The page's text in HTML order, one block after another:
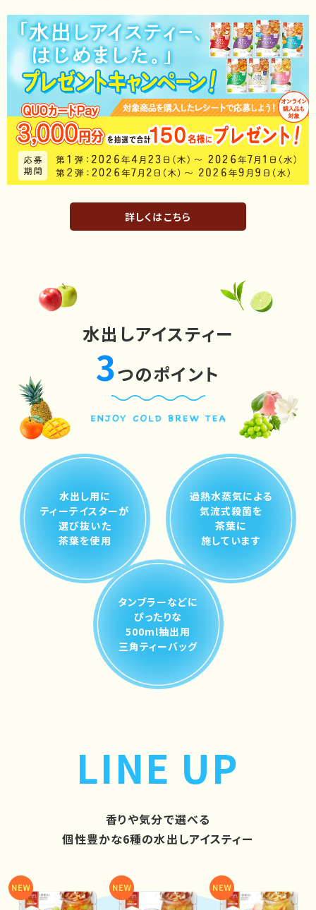
詳しくはこちら
水出しアイスティー
3つのポイント
水出し用に
ティーテイスターが
選び抜いた
茶葉を使用
過熱水蒸気による
気流式殺菌を
茶葉に
施しています
タンブラーなどに
ぴったりな
500ml抽出用
三角ティーバッグ
LINE UP
香りや気分で選べる
個性豊かな6種の水出しアイスティー